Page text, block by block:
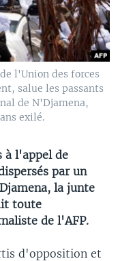
l'Union des forces
salue les passants
de N'Djamena,
exilé.
à l'appel de
par un
la junte
toute
de l'AFP.
d'opposition et